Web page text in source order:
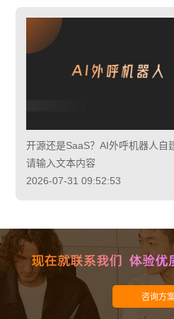
开源还是SaaS？AI外呼机器人自
请输入文本内容
2026-07-31 09:52:53